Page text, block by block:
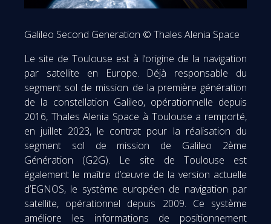
Galileo Second Generation © Thales Alenia Space
Le site de Toulouse est à l’origine de la navigation
par satellite en Europe. Déjà responsable du
segment sol de mission de la première génération
de la constellation Galileo, opérationnelle depuis
2016, Thales Alenia Space à Toulouse a remporté,
en juillet 2023, le contrat pour la réalisation du
segment sol de mission de Galileo 2ème
Génération (G2G). Le site de Toulouse est
également le maître d’œuvre de la version actuelle
d’EGNOS, le système européen de navigation par
satellite, opérationnel depuis 2009. Ce système
améliore les informations de positionnement